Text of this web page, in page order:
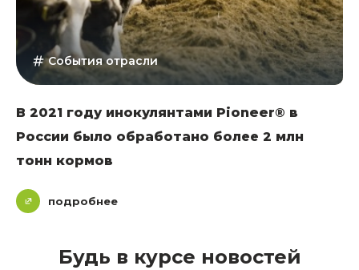
События отрасли
В 2021 году инокулянтами Pioneer® в
России было обработано более 2 млн
тонн кормов
подробнее
Будь в курсе новостей